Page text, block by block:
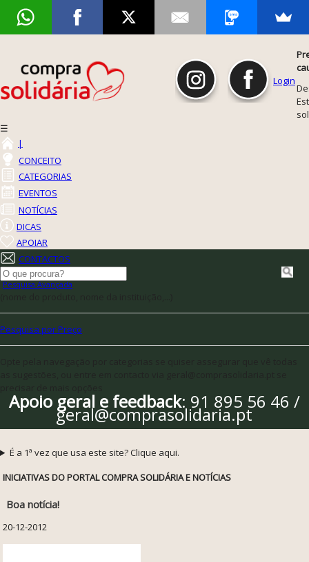
Login
☰
|
CONCEITO
CATEGORIAS
EVENTOS
NOTÍCIAS
DICAS
APOIAR
CONTACTOS
Pesquisa Avançada
Pesquisa por Preço
Apoio geral e feedback: 91 895 56 46 /
geral@comprasolidaria.pt
É a 1ª vez que usa este site? Clique aqui.
INICIATIVAS DO PORTAL COMPRA SOLIDÁRIA E NOTÍCIAS
Boa notícia!
20-12-2012